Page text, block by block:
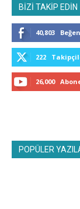
BİZİ TAKİP EDİN
40,803
222
26,000
POPÜLER